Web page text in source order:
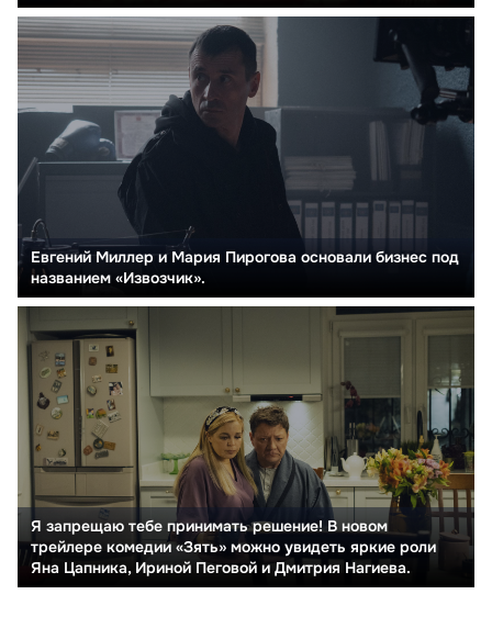
Евгений Миллер и Мария Пирогова основали бизнес под
названием «Извозчик».
Я запрещаю тебе принимать решение! В новом
трейлере комедии «Зять» можно увидеть яркие роли
Яна Цапника, Ириной Пеговой и Дмитрия Нагиева.